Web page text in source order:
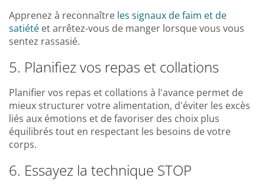
Apprenez à reconnaître les signaux de faim et de
satiété et arrêtez-vous de manger lorsque vous vous
sentez rassasié.
5. Planifiez vos repas et collations
Planifier vos repas et collations à l'avance permet de
mieux structurer votre alimentation, d'éviter les excès
liés aux émotions et de favoriser des choix plus
équilibrés tout en respectant les besoins de votre
corps.
6. Essayez la technique STOP